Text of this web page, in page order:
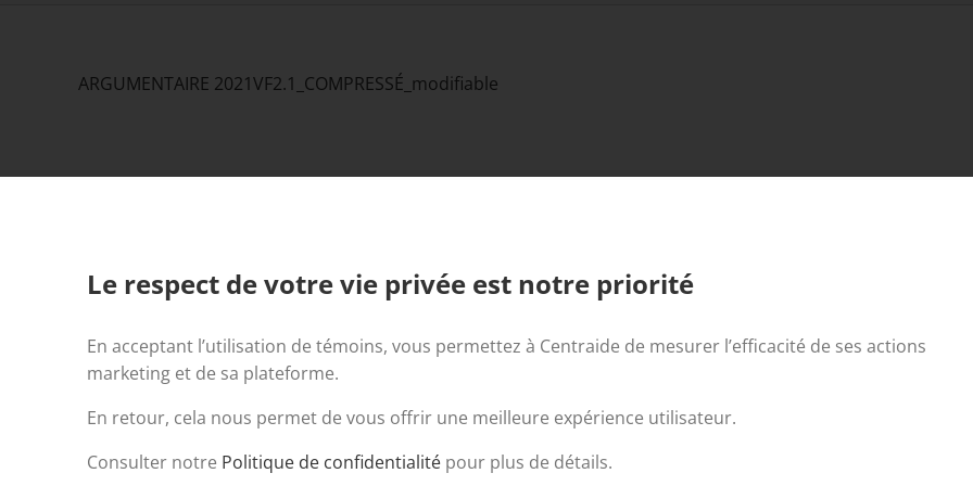
ARGUMENTAIRE 2021VF2.1_COMPRESSÉ_modifiable
Le respect de votre vie privée est notre priorité
En acceptant l’utilisation de témoins, vous permettez à Centraide de mesurer l’efficacité de ses actions
marketing et de sa plateforme.
En retour, cela nous permet de vous offrir une meilleure expérience utilisateur.
Consulter notre Politique de confidentialité pour plus de détails.